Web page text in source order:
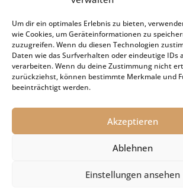
Um dir ein optimales Erlebnis zu bieten,
wie Cookies, um Geräteinformationen zu
zuzugreifen. Wenn du diesen Technologien
Daten wie das Surfverhalten oder eindeutige IDs
verarbeiten. Wenn du deine Zustimmung nicht
zurückziehst, können bestimmte Merkmale und
beeinträchtigt werden.
Akzeptieren
Ablehnen
Einstellungen ansehen
Umsatzsteuer-Umrechnungskurse Juli
Keine Steuerfreiheit eines sog.
bei Mutterkapitalgesellschaft
Schenkungsteuer: Zinssatz von 5,5 %
Bewertung von Leibrenten
Passivierung einer Verbindlichkeit im
Cookie-Richtlinie (EU)